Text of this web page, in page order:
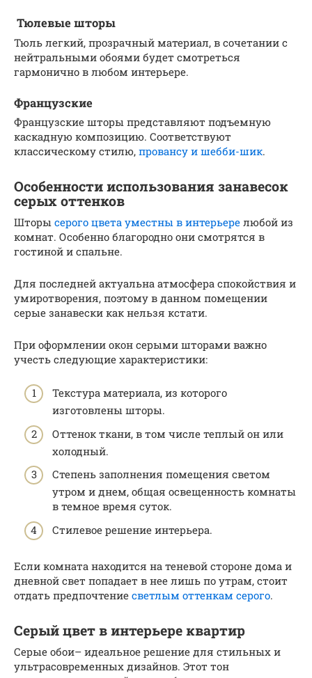
Тюлевые шторы
Тюль легкий, прозрачный материал, в сочетании с
нейтральными обоями будет смотреться
гармонично в любом интерьере.
Французские
Французские шторы представляют подъемную
каскадную композицию. Соответствуют
классическому стилю, провансу и шебби-шик.
Особенности использования занавесок
серых оттенков
Шторы серого цвета уместны в интерьере любой из
комнат. Особенно благородно они смотрятся в
гостиной и спальне.
Для последней актуальна атмосфера спокойствия и
умиротворения, поэтому в данном помещении
серые занавески как нельзя кстати.
При оформлении окон серыми шторами важно
учесть следующие характеристики:
Текстура материала, из которого
изготовлены шторы.
Оттенок ткани, в том числе теплый он или
холодный.
Степень заполнения помещения светом
утром и днем, общая освещенность комнаты
в темное время суток.
Стилевое решение интерьера.
Если комната находится на теневой стороне дома и
дневной свет попадает в нее лишь по утрам, стоит
отдать предпочтение светлым оттенкам серого.
Серый цвет в интерьере квартир
Серые обои– идеальное решение для стильных и
ультрасовременных дизайнов. Этот тон